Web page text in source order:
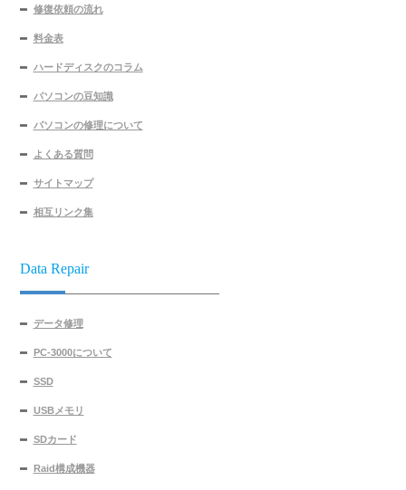
修復依頼の流れ
料金表
ハードディスクのコラム
パソコンの豆知識
パソコンの修理について
よくある質問
サイトマップ
相互リンク集
Data Repair
データ修理
PC-3000について
SSD
USBメモリ
SDカード
Raid構成機器